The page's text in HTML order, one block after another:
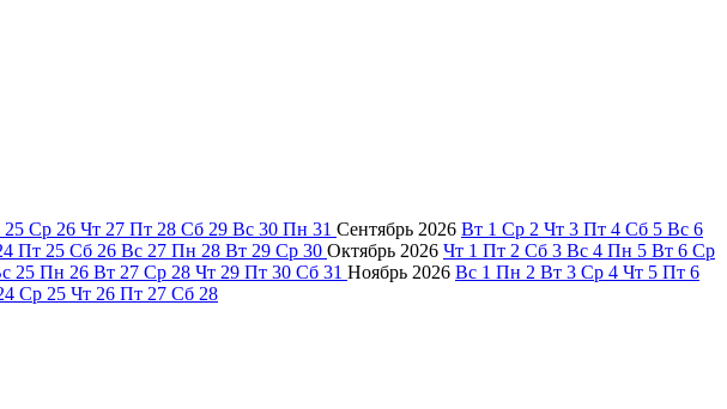
25 Ср 26 Чт 27 Пт 28 Сб 29 Вс 30 Пн 31 Сентябрь 2026 Вт 1 Ср 2 Чт 3 Пт 4 Сб 5 Вс 6
Пт 25 Сб 26 Вс 27 Пн 28 Вт 29 Ср 30 Октябрь 2026 Чт 1 Пт 2 Сб 3 Вс 4 Пн 5 Вт 6 Ср
25 Пн 26 Вт 27 Ср 28 Чт 29 Пт 30 Сб 31 Ноябрь 2026 Вс 1 Пн 2 Вт 3 Ср 4 Чт 5 Пт 6
Ср 25 Чт 26 Пт 27 Сб 28